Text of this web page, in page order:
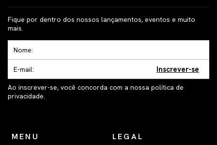
Fique por dentro dos nossos lançamentos, eventos e muito
mais.
Inscrever-se
Ao inscrever-se, você concorda com a nossa política de
privacidade.
MENU LEGAL